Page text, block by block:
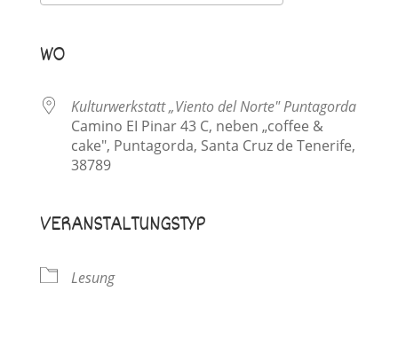
WO
Kulturwerkstatt „Viento del Norte" Puntagorda
Camino EI Pinar 43 C, neben „coffee &
cake", Puntagorda, Santa Cruz de Tenerife,
38789
VERANSTALTUNGSTYP
Lesung